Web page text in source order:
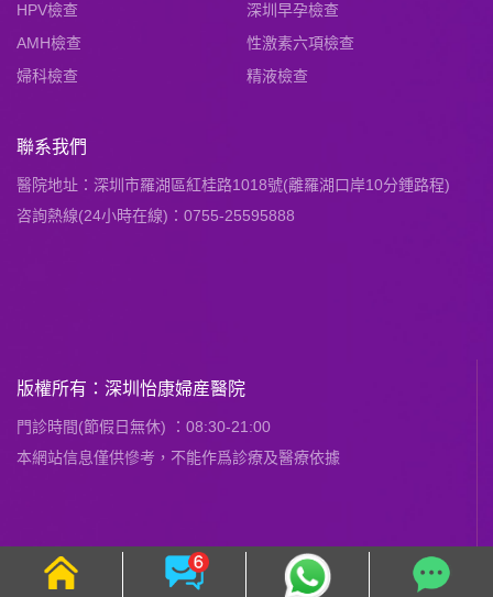
HPV檢查
深圳早孕檢查
AMH檢查
性激素六項檢查
婦科檢查
精液檢查
聯系我們
醫院地址：深圳市羅湖區紅桂路1018號(離羅湖口岸10分鍾路程)
咨詢熱線(24小時在線)：0755-25595888
版權所有：深圳怡康婦産醫院
門診時間(節假日無休) ：08:30-21:00
本網站信息僅供慘考，不能作爲診療及醫療依據